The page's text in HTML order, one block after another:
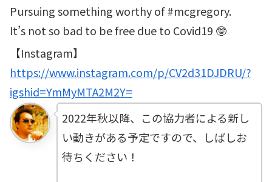
Pursuing something worthy of #mcgregory.
It’s not so bad to be free due to Covid19 🤓
【Instagram】
https://www.instagram.com/p/CV2d31DJDRU/?
igshid=YmMyMTA2M2Y=
2022年秋以降、この協力者による新し
い動きがある予定ですので、しばしお
待ちください！